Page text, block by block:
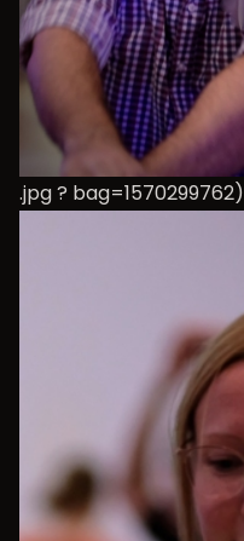
.jpg ? bag=1570299762)